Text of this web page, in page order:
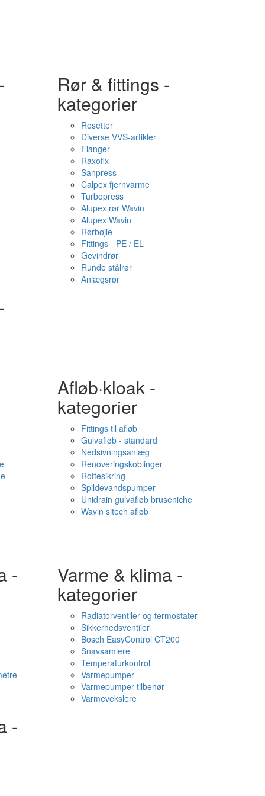
Rør & fittings -
kategorier
Rosetter
Diverse VVS-artikler
Flanger
Raxofix
Sanpress
Calpex fjernvarme
Turbopress
Alupex rør Wavin
Alupex Wavin
Rørbøjle
Fittings - PE / EL
Gevindrør
Runde stålrør
Anlægsrør
Afløb·kloak -
kategorier
Fittings til afløb
Gulvafløb - standard
Nedsivningsanlæg
Renoveringskoblinger
Rottesikring
Spildevandspumper
Unidrain gulvafløb bruseniche
Wavin sitech afløb
- Varme & klima -
kategorier
Radiatorventiler og termostater
Sikkerhedsventiler
Bosch EasyControl CT200
Snavsamlere
Temperaturkontrol
Varmepumper
Varmepumper tilbehør
Varmevekslere
-